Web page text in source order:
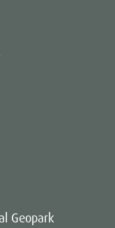
Geopark